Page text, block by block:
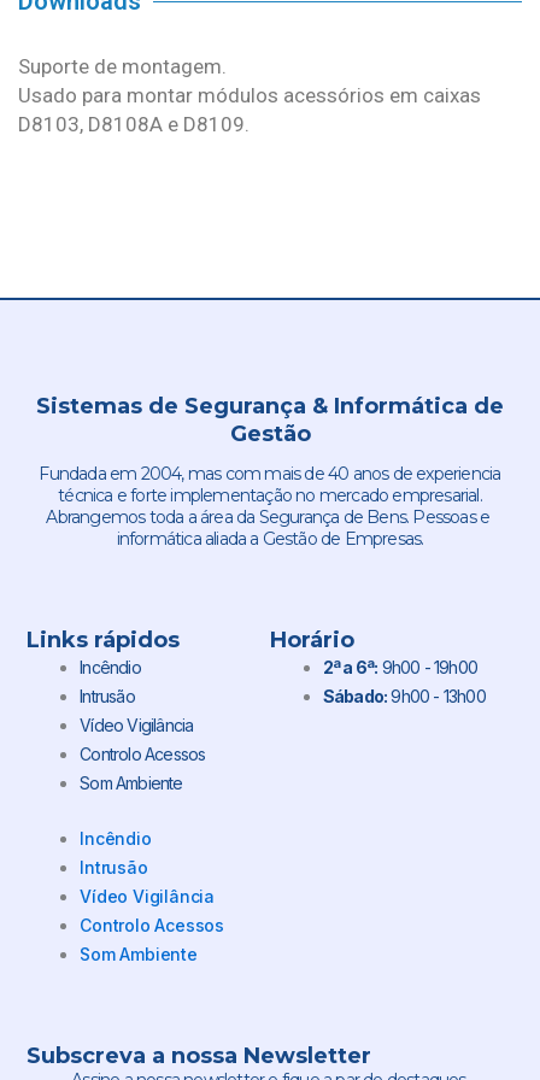
Suporte de montagem.
Usado para montar módulos acessórios em caixas
D8103, D8108A e D8109.
Sistemas de Segurança & Informática de
Gestão
Fundada em 2004, mas com mais de 40 anos de experiencia
técnica e forte implementação no mercado empresarial.
Abrangemos toda a área da Segurança de Bens. Pessoas e
informática aliada a Gestão de Empresas.
Links rápidos
Incêndio
Intrusão
Vídeo Vigilância
Controlo Acessos
Som Ambiente
Incêndio
Intrusão
Vídeo Vigilância
Controlo Acessos
Som Ambiente
Horário
2ª a 6ª: 9h00 - 19h00
Sábado:9h00 - 13h00
Subscreva a nossa Newsletter